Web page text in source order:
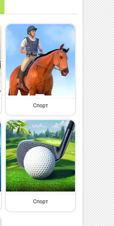
Спорт
Спорт